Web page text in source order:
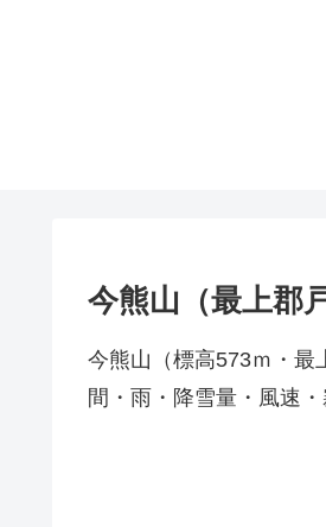
今熊山（最上郡
今熊山（標高573ｍ・最
間・雨・降雪量・風速